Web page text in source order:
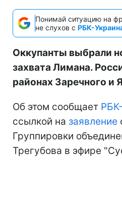
Понимай ситуацию на
не слухов с РБК-
Оккупанты выбрали
захвата Лимана.
районах Заречного и
Об этом сообщает
ссылкой на заявление
Группировки
Трегубова в эфире